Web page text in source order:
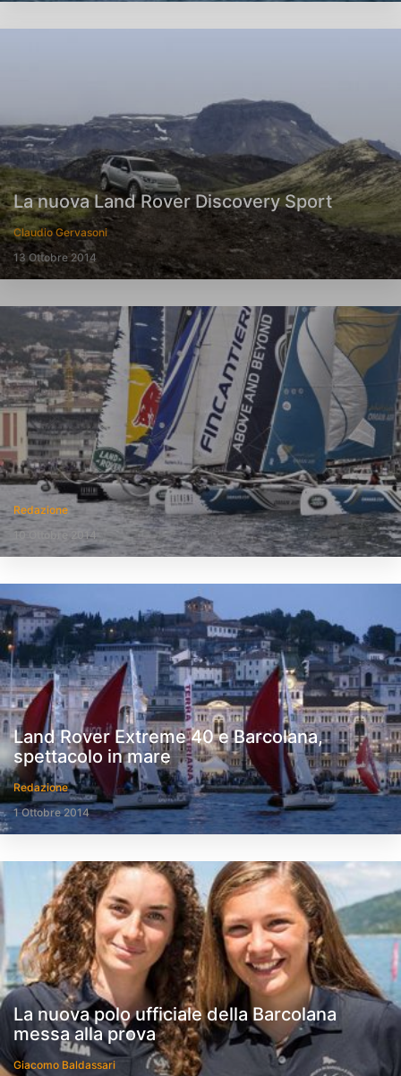
La nuova Land Rover Discovery Sport
Claudio Gervasoni
13 Ottobre 2014
Redazione
10 Ottobre 2014
Land Rover Extreme 40 e Barcolana,
spettacolo in mare
Redazione
1 Ottobre 2014
La nuova polo ufficiale della Barcolana
messa alla prova
Giacomo Baldassari